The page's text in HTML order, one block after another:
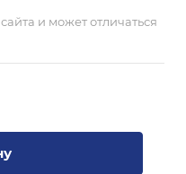
и может отличаться